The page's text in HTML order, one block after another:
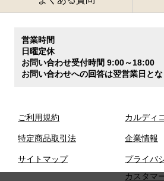
営業時間
日曜定休
お問い合わせ受付時間 9:00～18:00
お問い合わせへの回答は翌営業日とな
ご利用規約
特定商品取引法
サイトマップ
カルディ
企業情報
プライバ
カスタマ